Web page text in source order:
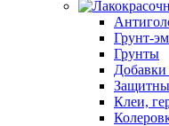
Грунт-
Грунты
Клеи,